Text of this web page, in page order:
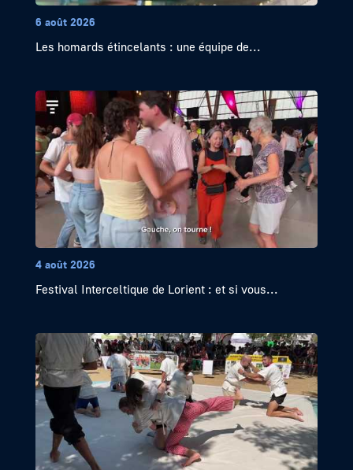
6 août 2026
Les homards étincelants : une équipe de...
4 août 2026
Festival Interceltique de Lorient : et si vous...